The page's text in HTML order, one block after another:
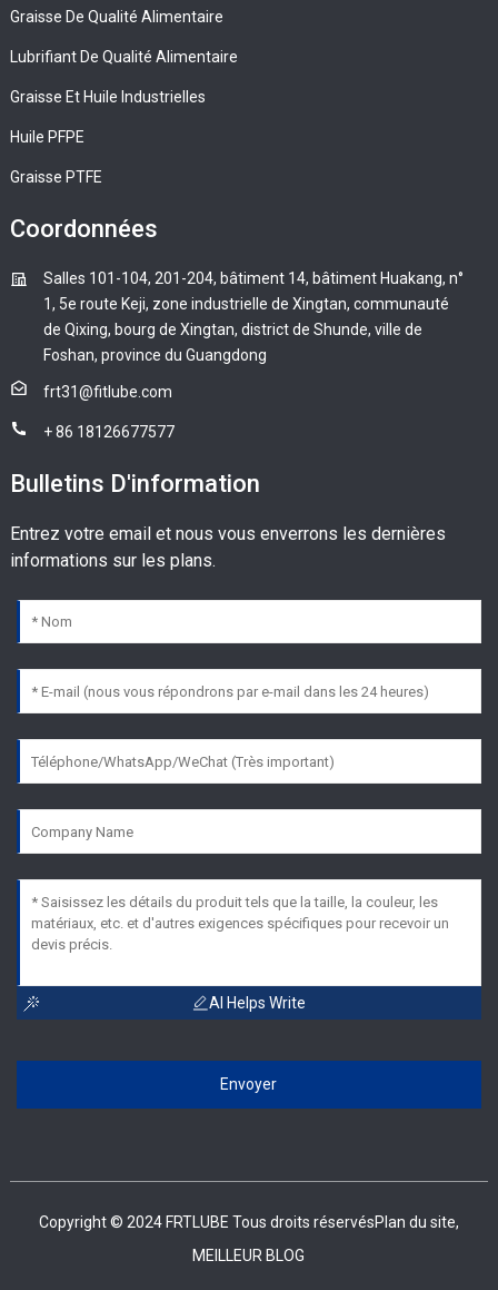
Graisse De Qualité Alimentaire
Lubrifiant De Qualité Alimentaire
Graisse Et Huile Industrielles
Huile PFPE
Graisse PTFE
Coordonnées
Salles 101-104, 201-204, bâtiment 14, bâtiment Huakang, n°
1, 5e route Keji, zone industrielle de Xingtan, communauté
de Qixing, bourg de Xingtan, district de Shunde, ville de
Foshan, province du Guangdong
frt31@fitlube.com
+ 86 18126677577
Bulletins D'information
Entrez votre email et nous vous enverrons les dernières
informations sur les plans.
AI Helps Write
Envoyer
Copyright © 2024 FRTLUBE Tous droits réservésPlan du site,
MEILLEUR BLOG